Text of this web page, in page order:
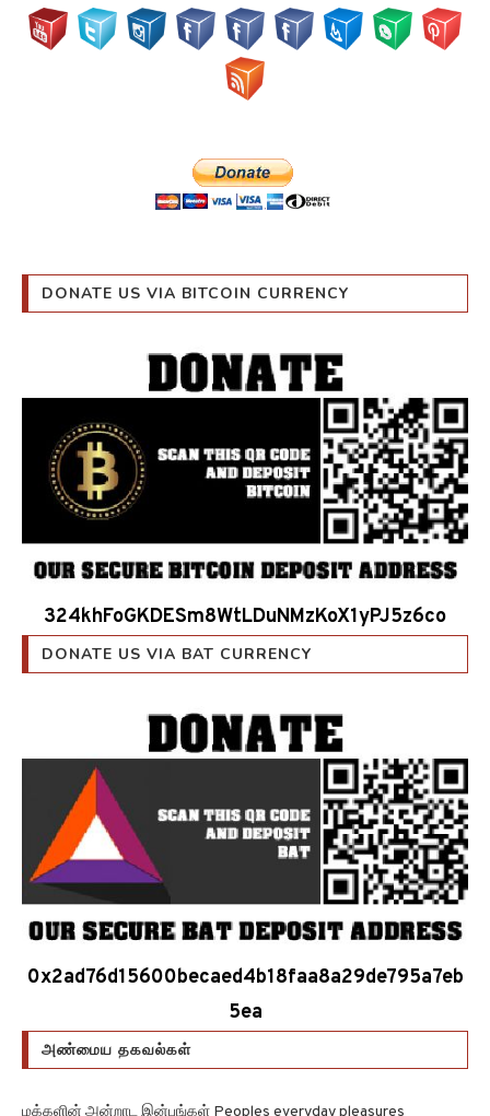
DONATE US VIA BITCOIN CURRENCY
324khFoGKDESm8WtLDuNMzKoX1yPJ5z6co
DONATE US VIA BAT CURRENCY
0x2ad76d15600becaed4b18faa8a29de795a7eb
5ea
அண்மைய தகவல்கள்
மக்களின் அன்றாட இன்பங்கள் Peoples everyday pleasures